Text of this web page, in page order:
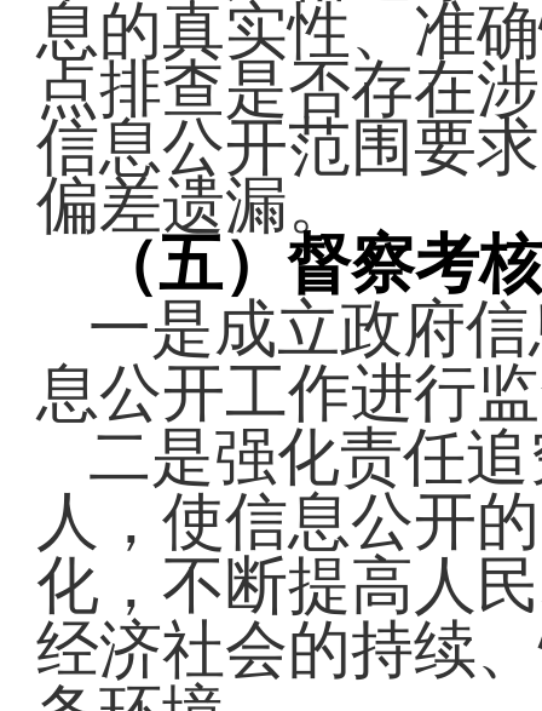
息的真实性、准
点排查是否存在
信息公开范围要
偏差遗漏。
（五）督察考
一是成立政府
息公开工作进行
二是强化责任
人，使信息公开
化，不断提高人
经济社会的持续